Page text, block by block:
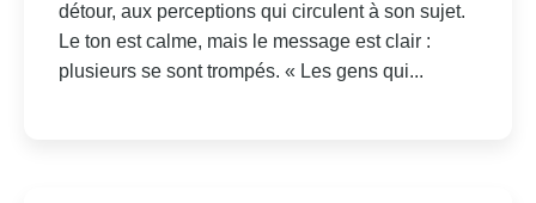
détour, aux perceptions qui circulent à son sujet.
Le ton est calme, mais le message est clair :
plusieurs se sont trompés. « Les gens qui...